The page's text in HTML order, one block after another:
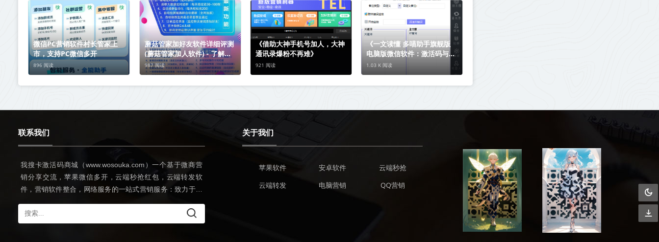
微信PC营销软件村长管家上
市，支持PC微信多开
896 阅读
蘑菇管家加好友软件详细评测
(蘑菇管家加人软件) - 了解蘑
菇管家从现在开始
987 阅读
《借助大神手机号加人，大神
通讯录爆粉不再难》
921 阅读
《一文读懂 多喵助手旗舰版
电脑版微信软件：激活码与使
用教程大揭秘》
1.03 K 阅读
联系我们
我搜卡激活码商城（www.wosouka.com）一个基于微商营
销分享交流，苹果微信多开，云端秒抢红包，云端转发软
件，营销软件整合，网络服务的一站式营销服务：致力于打
浪服务。希望可以和朋友们一起学习交流！
关于我们
苹果软件 安卓软件
云端秒抢
云端转发
电脑营销 QQ营销